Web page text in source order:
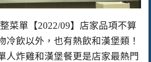
菜單【2022/09】店家品項不算
冷飲以外，也有熱飲和漢堡類！
人炸雞和漢堡餐更是店家最熱門